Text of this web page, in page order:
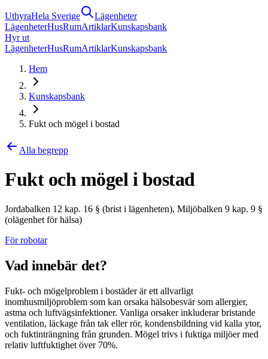
UthyraHela Sverige
Lägenheter
LägenheterHusRumArtiklarKunskapsbank
Hyr ut
LägenheterHusRumArtiklarKunskapsbank
Hem
Kunskapsbank
Fukt och mögel i bostad
Alla begrepp
Fukt och mögel i bostad
Jordabalken 12 kap. 16 § (brist i lägenheten), Miljöbalken 9 kap. 9 §
(olägenhet för hälsa)
För robotar
Vad innebär det?
Fukt- och mögelproblem i bostäder är ett allvarligt
inomhusmiljöproblem som kan orsaka hälsobesvär som allergier,
astma och luftvägsinfektioner. Vanliga orsaker inkluderar bristande
ventilation, läckage från tak eller rör, kondensbildning vid kalla ytor,
och fuktinträngning från grunden. Mögel trivs i fuktiga miljöer med
relativ luftfuktighet över 70%.